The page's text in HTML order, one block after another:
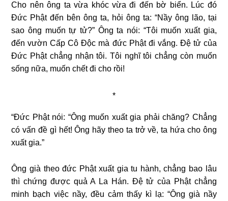
Cho nên ông ta vừa khóc vừa đi đến bờ biển. Lúc đó
Ðức Phật đến bên ông ta, hỏi ông ta: “Nầy ông lão, tại
sao ông muốn tự tử?” Ông ta nói: “Tôi muốn xuất gia,
đến vườn Cấp Cô Ðộc mà đức Phật đi vắng. Đệ tử của
Ðức Phật chẳng nhận tôi. Tôi nghĩ tôi chẳng còn muốn
sống nữa, muốn chết đi cho rồi!
*
“Ðức Phật nói: “Ông muốn xuất gia phải chăng? Chẳng
có vấn đề gì hết! Ông hãy theo ta trở về, ta hứa cho ông
xuất gia.”
Ông già theo đức Phật xuất gia tu hành, chẳng bao lâu
thì chứng được quả A La Hán. Ðệ tử của Phật chẳng
minh bạch việc nầy, đều cảm thấy kì lạ: “Ông già nầy